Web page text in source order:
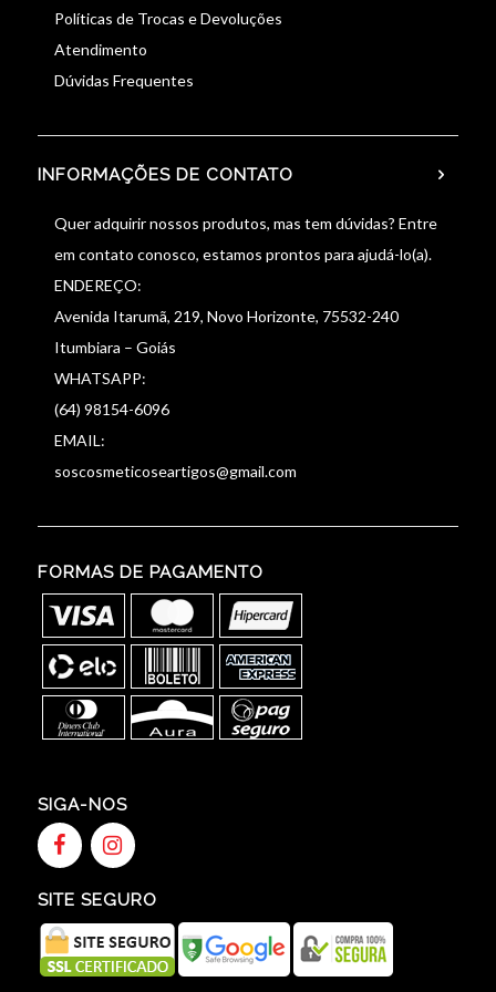
Políticas de Trocas e Devoluções
Atendimento
Dúvidas Frequentes
INFORMAÇÕES DE CONTATO
Quer adquirir nossos produtos, mas tem dúvidas? Entre
em contato conosco, estamos prontos para ajudá-lo(a).
ENDEREÇO:
Avenida Itarumã, 219, Novo Horizonte, 75532-240
Itumbiara – Goiás
WHATSAPP:
(64) 98154-6096
EMAIL:
soscosmeticoseartigos@gmail.com
FORMAS DE PAGAMENTO
SIGA-NOS
SITE SEGURO